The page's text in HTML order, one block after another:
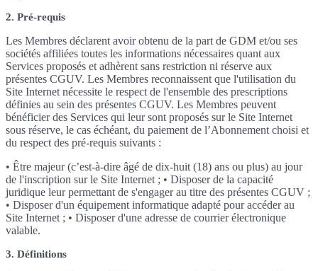
2. Pré-requis
Les Membres déclarent avoir obtenu de la part de GDM et/ou ses
sociétés affiliées toutes les informations nécessaires quant aux
Services proposés et adhèrent sans restriction ni réserve aux
présentes CGUV. Les Membres reconnaissent que l'utilisation du
Site Internet nécessite le respect de l'ensemble des prescriptions
définies au sein des présentes CGUV. Les Membres peuvent
bénéficier des Services qui leur sont proposés sur le Site Internet
sous réserve, le cas échéant, du paiement de l’Abonnement choisi et
du respect des pré-requis suivants :
• Être majeur (c’est-à-dire âgé de dix-huit (18) ans ou plus) au jour
de l'inscription sur le Site Internet ; • Disposer de la capacité
juridique leur permettant de s'engager au titre des présentes CGUV ;
• Disposer d'un équipement informatique adapté pour accéder au
Site Internet ; • Disposer d'une adresse de courrier électronique
valable.
3. Définitions